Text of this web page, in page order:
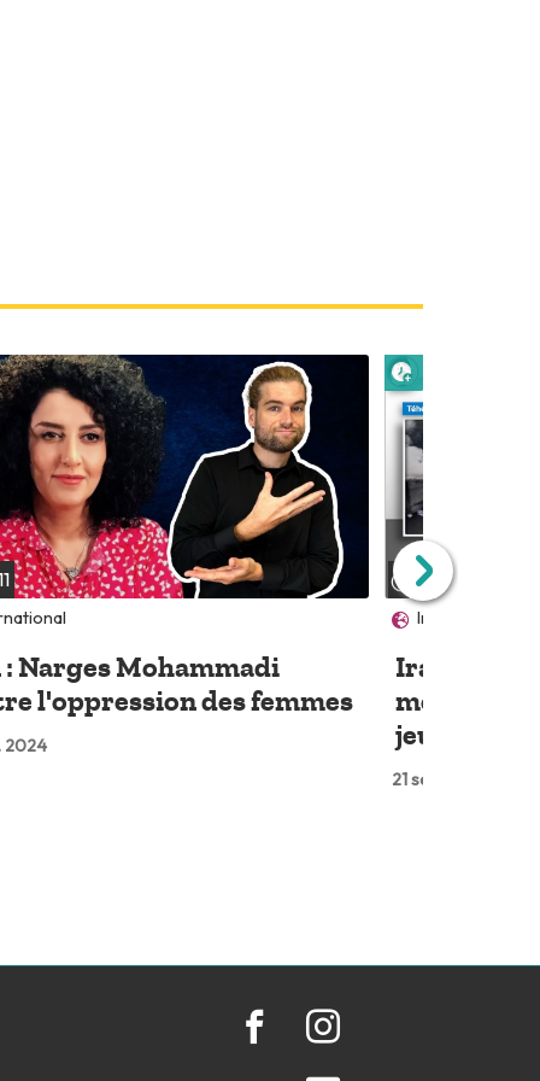
Narges Mohammadi
l'oppression des femmes
2024
plus tard
01:55
International
Iran :
moeurs
jeune
21 sept. 2022